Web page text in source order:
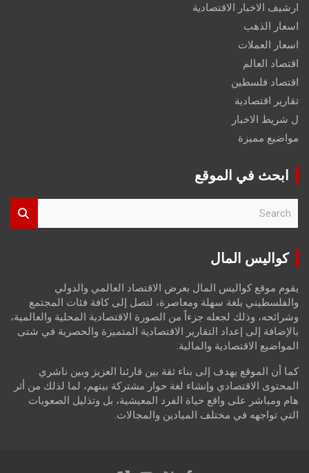
ارشيف الاخبار الاقتصادية
اسعار الذهب
اسعار العملات
اقتصاد العالم
اقتصاد فلسطين
تقارير اقتصادية
ل شريط الاخبار
مواضيع مميزة
ابحث في الموقع
r
كواليس المال
يقوم موقع كواليس المال بعرض الاقتصاد العالمي والدولي
والفلسطيني بلغة سهلة ومعاصرة، لتصل إلى كافة فئات المجتمع
وشرائحه، وذلك لجعله جزءاً من الصورة الاقتصادية المحلية والعالمية،
بالإضافة إلى إعداد التقارير الاقتصادية المتميزة والحصرية في شتى
المواضيع الاقتصادية والمالية.
كما أن الموقع يهدف إلى بناء ثقة بين قارئنا العزيز وبين ناشري
المحتوى الاقتصادي وإنشاء لغة حوار مشتركة بينهم، لما لذلك من أثر
هام ومباشر على واقع حياة الفرد المعيشية، بل وتذليل الصعوبات
التي تواجهه في مختلف الميادين والمجالات.